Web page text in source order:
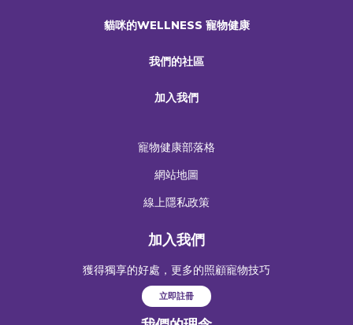
貓咪的WELLNESS 寵物健康
我們的社區
加入我們
寵物健康部落格
網站地圖
線上隱私政策
加入我們
獲得獨享的好處，更多的照顧寵物技巧
立即註冊